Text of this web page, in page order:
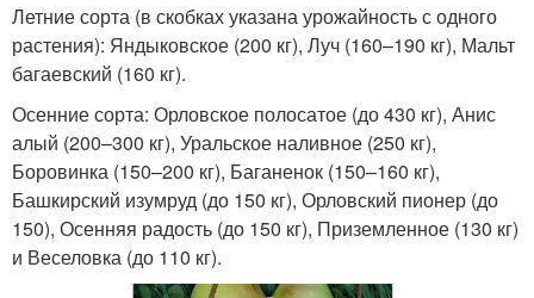
Летние сорта (в скобках указана урожайность с одного
растения): Яндыковское (200 кг), Луч (160–190 кг), Мальт
багаевский (160 кг).
Осенние сорта: Орловское полосатое (до 430 кг), Анис
алый (200–300 кг), Уральское наливное (250 кг),
Боровинка (150–200 кг), Баганенок (150–160 кг),
Башкирский изумруд (до 150 кг), Орловский пионер (до
150), Осенняя радость (до 150 кг), Приземленное (130 кг)
и Веселовка (до 110 кг).